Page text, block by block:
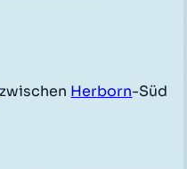
zwischen Herborn-Süd